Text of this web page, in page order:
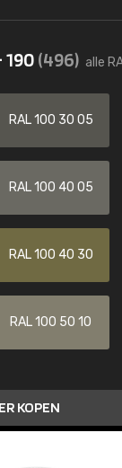
190(496) alle
RAL 100 30 05
RAL 100 40 05
RAL 100 40 30
RAL 100 50 10
KOPEN